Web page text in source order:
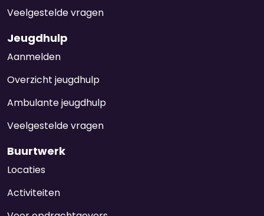
Veelgestelde vragen
Jeugdhulp
Aanmelden
Overzicht jeugdhulp
Ambulante jeugdhulp
Veelgestelde vragen
Buurtwerk
Locaties
Activiteiten